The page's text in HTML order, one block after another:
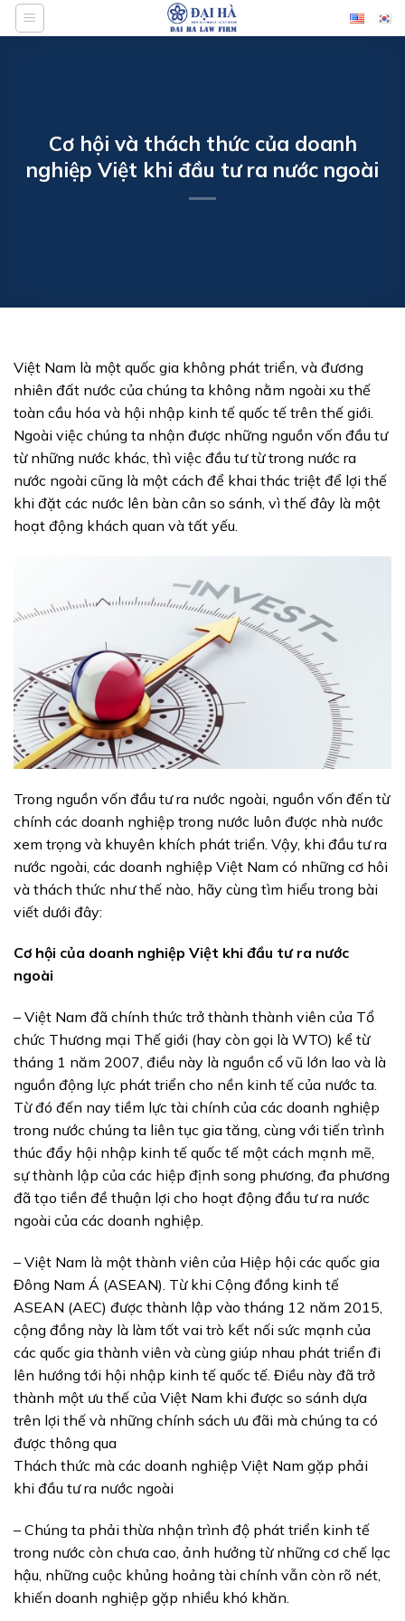
Bỏ
qua
Cơ hội và thách thức của doanh
nghiệp Việt khi đầu tư ra nước ngoài
Việt Nam là một quốc gia không phát triển, và đương
nhiên đất nước của chúng ta không nằm ngoài xu thế
toàn cầu hóa và hội nhập kinh tế quốc tế trên thế giới.
Ngoài việc chúng ta nhận được những nguồn vốn đầu tư
từ những nước khác, thì việc đầu tư từ trong nước ra
nước ngoài cũng là một cách để khai thác triệt để lợi thế
khi đặt các nước lên bàn cân so sánh, vì thế đây là một
hoạt động khách quan và tất yếu.
Trong nguồn vốn đầu tư ra nước ngoài, nguồn vốn đến từ
chính các doanh nghiệp trong nước luôn được nhà nước
xem trọng và khuyên khích phát triển. Vậy, khi đầu tư ra
nước ngoài, các doanh nghiệp Việt Nam có những cơ hôi
và thách thức như thế nào, hãy cùng tìm hiểu trong bài
viết dưới đây:
Cơ hội của doanh nghiệp Việt khi đầu tư ra nước
ngoài
– Việt Nam đã chính thức trở thành thành viên của Tổ
chức Thương mại Thế giới (hay còn gọi là WTO) kể từ
tháng 1 năm 2007, điều này là nguồn cổ vũ lớn lao và là
nguồn động lực phát triển cho nền kinh tế của nước ta.
Từ đó đến nay tiềm lực tài chính của các doanh nghiệp
trong nước chúng ta liên tục gia tăng, cùng với tiến trình
thúc đẩy hội nhập kinh tế quốc tế một cách mạnh mẽ,
sự thành lập của các hiệp định song phương, đa phương
đã tạo tiền đề thuận lợi cho hoạt động đầu tư ra nước
ngoài của các doanh nghiệp.
– Việt Nam là một thành viên của Hiệp hội các quốc gia
Đông Nam Á (ASEAN). Từ khi Cộng đồng kinh tế
ASEAN (AEC) được thành lập vào tháng 12 năm 2015,
cộng đồng này là làm tốt vai trò kết nối sức mạnh của
các quốc gia thành viên và cùng giúp nhau phát triển đi
lên hướng tới hội nhập kinh tế quốc tế. Điều này đã trở
thành một ưu thế của Việt Nam khi được so sánh dựa
trên lợi thế và những chính sách ưu đãi mà chúng ta có
được thông qua
Thách thức mà các doanh nghiệp Việt Nam gặp phải
khi đầu tư ra nước ngoài
– Chúng ta phải thừa nhận trình độ phát triển kinh tế
trong nước còn chưa cao, ảnh hưởng từ những cơ chế lạc
hậu, những cuộc khủng hoảng tài chính vẫn còn rõ nét,
khiến doanh nghiệp gặp nhiều khó khăn.